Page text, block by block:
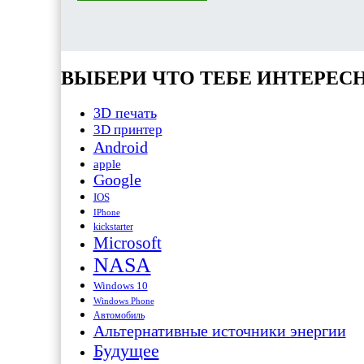
ВЫБЕРИ ЧТО ТЕБЕ
3D печать
3D принтер
Android
apple
Google
IOS
IPhone
kickstarter
Microsoft
NASA
Windows 10
Windows Phone
Автомобиль
Альтернативные источники энергии
Будущее